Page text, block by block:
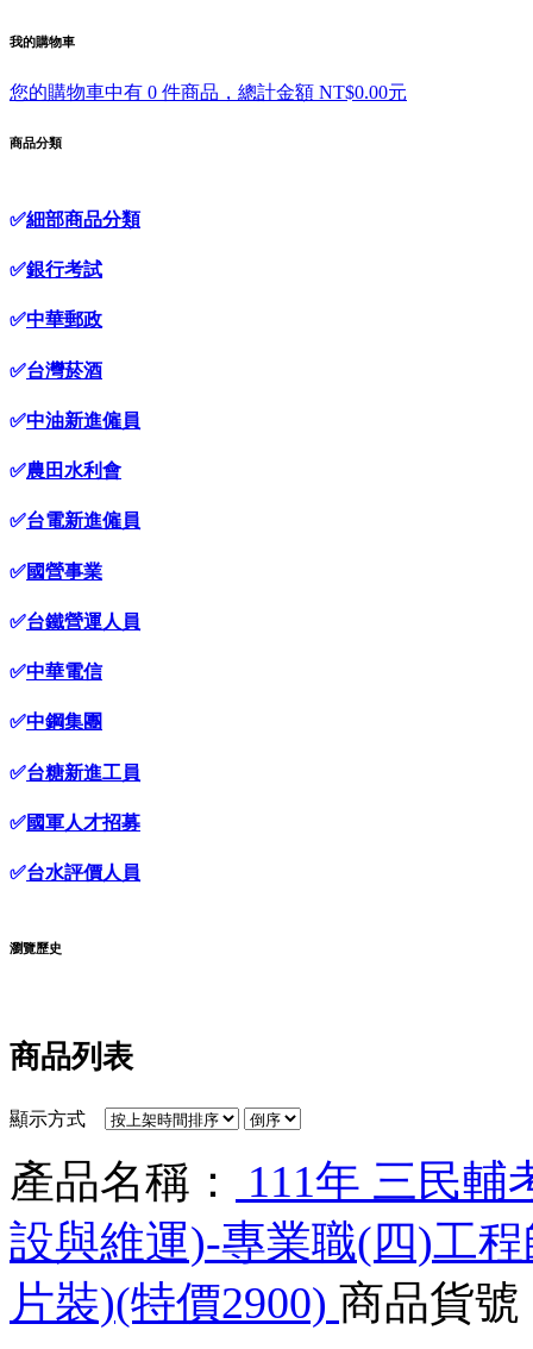
我的購物車
您的購物車中有 0 件商品，總計金額 NT$0.00元
商品分類
✅細部商品分類
✅銀行考試
✅中華郵政
✅台灣菸酒
✅中油新進僱員
✅農田水利會
✅台電新進僱員
✅國營事業
✅台鐵營運人員
✅中華電信
✅中鋼集團
✅台糖新進工員
✅國軍人才招募
✅台水評價人員
瀏覽歷史
商品列表
顯示方式
產品名稱：
111年 三民輔
設與維運)-專業職(四)工
片裝)(特價2900) 商品貨號